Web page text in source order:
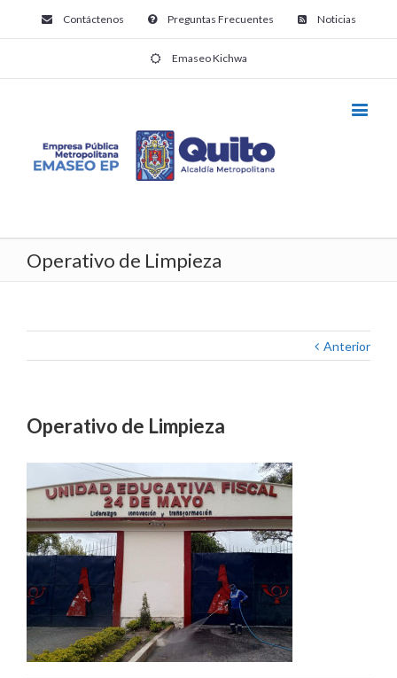
Contáctenos Preguntas Frecuentes Noticias
Emaseo Kichwa
Operativo de Limpieza
Anterior
Operativo de Limpieza